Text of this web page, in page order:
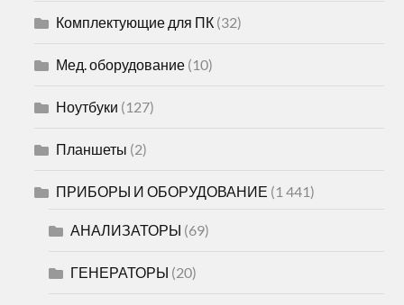
Комплектующие для ПК (32)
Мед. оборудование (10)
Ноутбуки (127)
Планшеты (2)
ПРИБОРЫ И ОБОРУДОВАНИЕ (1 441)
АНАЛИЗАТОРЫ (69)
ГЕНЕРАТОРЫ (20)